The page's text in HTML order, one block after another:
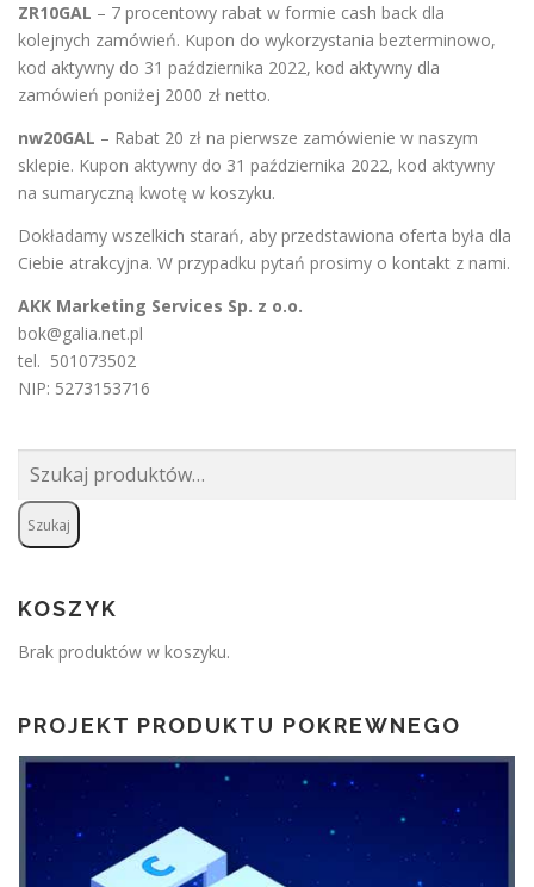
ZR10GAL – 7 procentowy rabat w formie cash back dla
kolejnych zamówień. Kupon do wykorzystania bezterminowo,
kod aktywny do 31 października 2022, kod aktywny dla
zamówień poniżej 2000 zł netto.
nw20GAL – Rabat 20 zł na pierwsze zamówienie w naszym
sklepie. Kupon aktywny do 31 października 2022, kod aktywny
na sumaryczną kwotę w koszyku.
Dokładamy wszelkich starań, aby przedstawiona oferta była dla
Ciebie atrakcyjna. W przypadku pytań prosimy o kontakt z nami.
AKK Marketing Services Sp. z o.o.
bok@galia.net.pl
tel. 501073502
NIP: 5273153716
Szukaj:
Szukaj
KOSZYK
Brak produktów w koszyku.
PROJEKT PRODUKTU POKREWNEGO